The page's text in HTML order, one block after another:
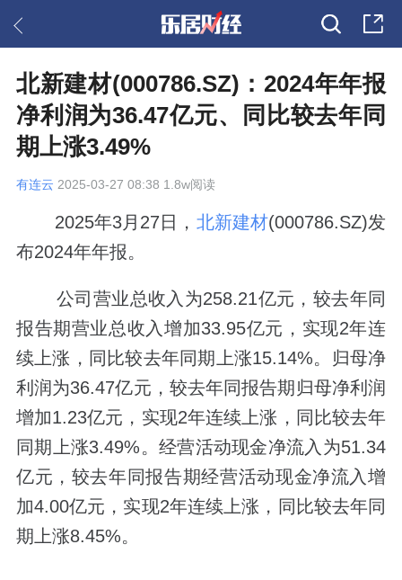
北新建材(000786.SZ)：2024年年报
净利润为36.47亿元、同比较去年同
期上涨3.49%
有连云 2025-03-27 08:38 1.8w阅读
2025年3月27日， 北新建材(000786.SZ)发
布2024年年报。
公司营业总收入为258.21亿元，较去年同
报告期营业总收入增加33.95亿元，实现2年连
续上涨，同比较去年同期上涨15.14%。归母净
利润为36.47亿元，较去年同报告期归母净利润
增加1.23亿元，实现2年连续上涨，同比较去年
同期上涨3.49%。经营活动现金净流入为51.34
亿元，较去年同报告期经营活动现金净流入增
加4.00亿元，实现2年连续上涨，同比较去年同
期上涨8.45%。